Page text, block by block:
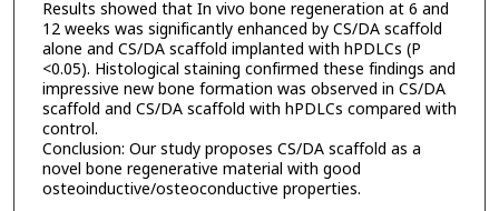
Results showed that In vivo bone regeneration at 6 and
12 weeks was significantly enhanced by CS/DA scaffold
alone and CS/DA scaffold implanted with hPDLCs (P
<0.05). Histological staining confirmed these findings and
impressive new bone formation was observed in CS/DA
scaffold and CS/DA scaffold with hPDLCs compared with
control.
Conclusion: Our study proposes CS/DA scaffold as a
novel bone regenerative material with good
osteoinductive/osteoconductive properties.